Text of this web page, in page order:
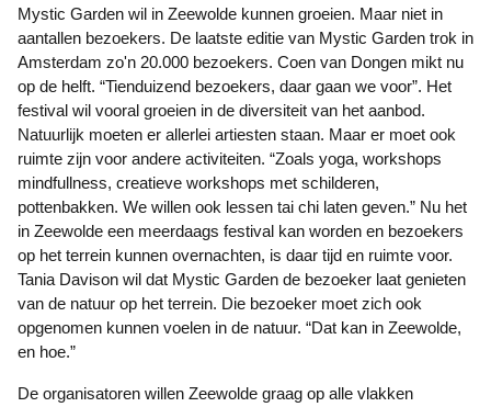
Mystic Garden wil in Zeewolde kunnen groeien. Maar niet in
aantallen bezoekers. De laatste editie van Mystic Garden trok in
Amsterdam zo'n 20.000 bezoekers. Coen van Dongen mikt nu
op de helft. “Tienduizend bezoekers, daar gaan we voor”. Het
festival wil vooral groeien in de diversiteit van het aanbod.
Natuurlijk moeten er allerlei artiesten staan. Maar er moet ook
ruimte zijn voor andere activiteiten. “Zoals yoga, workshops
mindfullness, creatieve workshops met schilderen,
pottenbakken. We willen ook lessen tai chi laten geven.” Nu het
in Zeewolde een meerdaags festival kan worden en bezoekers
op het terrein kunnen overnachten, is daar tijd en ruimte voor.
Tania Davison wil dat Mystic Garden de bezoeker laat genieten
van de natuur op het terrein. Die bezoeker moet zich ook
opgenomen kunnen voelen in de natuur. “Dat kan in Zeewolde,
en hoe.”
De organisatoren willen Zeewolde graag op alle vlakken